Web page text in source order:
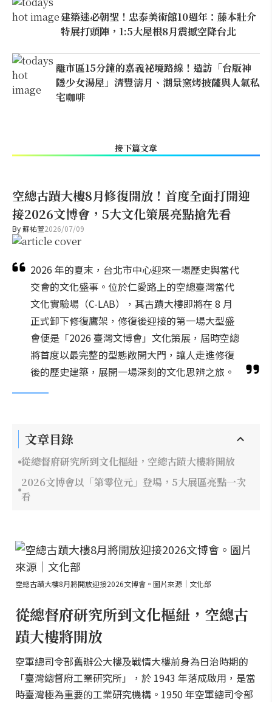
建築迷必朝聖！忠泰美術館10週年：藤本壯介
特展打頭陣，1:5大屋根8月震撼空降台北
離市區15分鐘的嘉義祕境路線！造訪「台版神
隱少女湯屋」清豐濤月、湖景窯烤披薩與人氣私
宅咖啡
接下篇文章
空總古蹟大樓8月修復開放！首度全面打開迎
接2026文博會，5大文化策展亮點搶先看
By蘇祐萱2026/07/09
2026 年的夏末，台北市中心迎來一場歷史與當代
交會的文化盛事。位於仁愛路上的空總臺灣當代
文化實驗場（C-LAB），其古蹟大樓即將在 8 月
正式卸下修復鷹架，修復後迎接的第一場大型盛
會便是「2026 臺灣文博會」文化策展，屆時空總
將首度以最完整的型態敞開大門，讓人走進修復
後的歷史建築，展開一場深刻的文化思辨之旅。
文章目錄
從總督府研究所到文化樞紐，空總古蹟大樓將開放
2026文博會以「第零位元」登場，5大展區亮點一次
看
空總古蹟大樓8月將開放迎接2026文博會。圖片來源｜文化部
從總督府研究所到文化樞紐，空總古
蹟大樓將開放
空軍總司令部舊辦公大樓及戰情大樓前身為日治時期的
「臺灣總督府工業研究所」，於 1943 年落成啟用，是當
時臺灣極為重要的工業研究機構。1950 年空軍總司令部